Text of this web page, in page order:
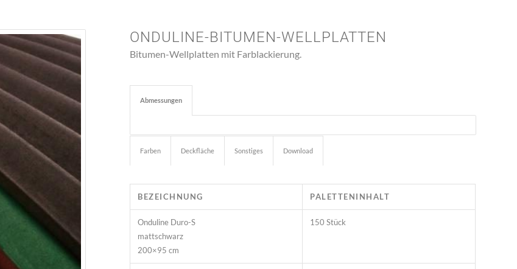
ONDULINE-BITUMEN-WELLPLATTEN
Bitumen-Wellplatten mit Farblackierung.
Abmessungen
Farben Deckfläche Sonstiges Download
BEZEICHNUNG PALETTENINHALT
Onduline Duro-S
mattschwarz
200×95 cm
150 Stück